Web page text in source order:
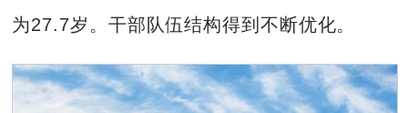
为27.7岁。干部队伍结构得到不断优化。